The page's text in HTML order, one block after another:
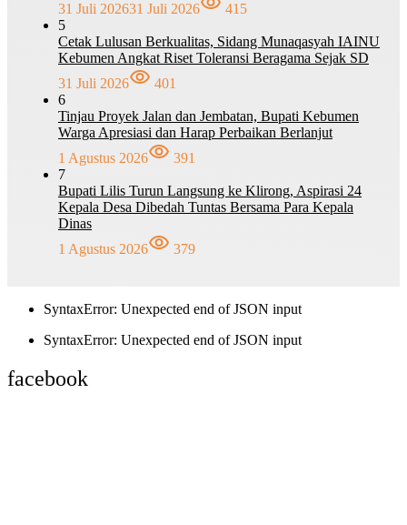
31 Juli 202631 Juli 2026
415
5
Cetak Lulusan Berkualitas, Sidang Munaqasyah IAINU
Kebumen Angkat Riset Toleransi Beragama Sejak SD
31 Juli 2026
401
6
Tinjau Proyek Jalan dan Jembatan, Bupati Kebumen
Warga Apresiasi dan Harap Perbaikan Berlanjut
1 Agustus 2026
391
7
Bupati Lilis Turun Langsung ke Klirong, Aspirasi 24
Kepala Desa Dibedah Tuntas Bersama Para Kepala
Dinas
1 Agustus 2026
379
SyntaxError: Unexpected end of JSON input
SyntaxError: Unexpected end of JSON input
facebook